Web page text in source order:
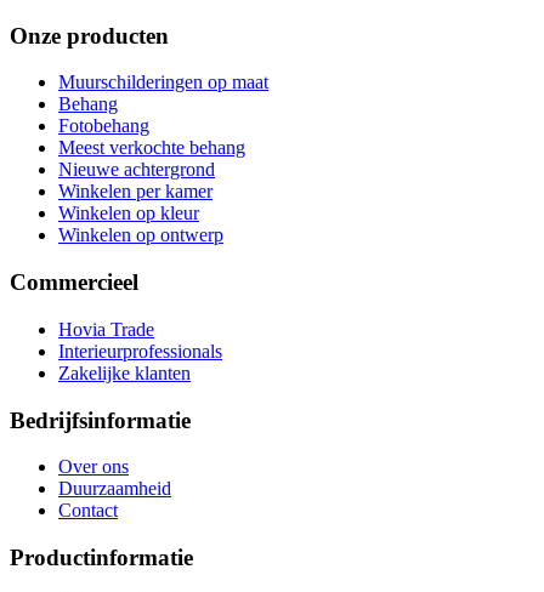
Onze producten
Muurschilderingen op maat
Behang
Fotobehang
Meest verkochte behang
Nieuwe achtergrond
Winkelen per kamer
Winkelen op kleur
Winkelen op ontwerp
Commercieel
Hovia Trade
Interieurprofessionals
Zakelijke klanten
Bedrijfsinformatie
Over ons
Duurzaamheid
Contact
Productinformatie